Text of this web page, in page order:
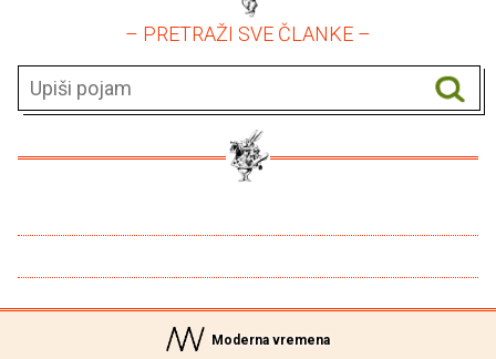
– PRETRAŽI SVE ČLANKE –
Moderna vremena